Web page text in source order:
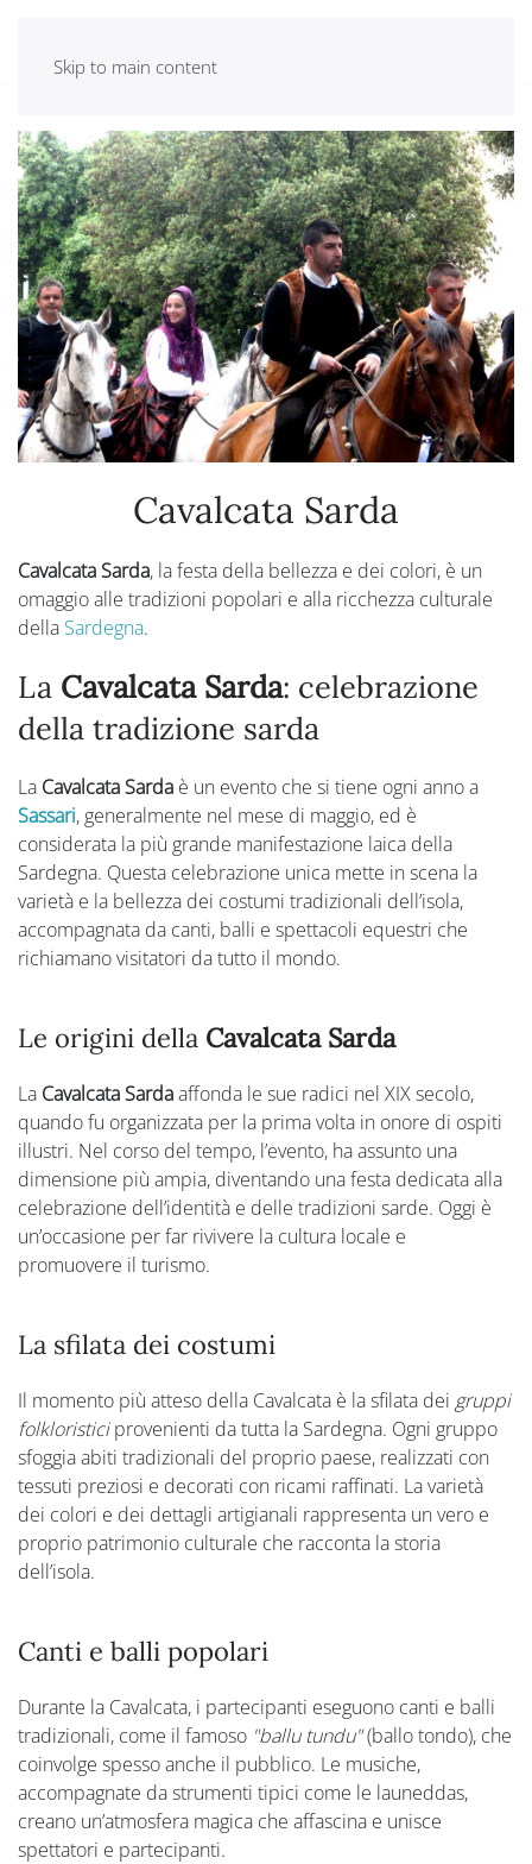
Skip to main content
Cavalcata Sarda
Cavalcata Sarda, la festa della bellezza e dei colori, è un
omaggio alle tradizioni popolari e alla ricchezza culturale
della Sardegna.
La Cavalcata Sarda: celebrazione
della tradizione sarda
La Cavalcata Sarda è un evento che si tiene ogni anno a
Sassari, generalmente nel mese di maggio, ed è
considerata la più grande manifestazione laica della
Sardegna. Questa celebrazione unica mette in scena la
varietà e la bellezza dei costumi tradizionali dell’isola,
accompagnata da canti, balli e spettacoli equestri che
richiamano visitatori da tutto il mondo.
Le origini della Cavalcata Sarda
La Cavalcata Sardaaffonda le sue radici nel XIX secolo,
quando fu organizzata per la prima volta in onore di ospiti
illustri. Nel corso del tempo, l’evento, ha assunto una
dimensione più ampia, diventando una festa dedicata alla
celebrazione dell’identità e delle tradizioni sarde. Oggi è
un’occasione per far rivivere la cultura locale e
promuovere il turismo.
La sfilata dei costumi
Il momento più atteso della Cavalcata è la sfilata dei gruppi
folkloristiciprovenienti da tutta la Sardegna. Ogni gruppo
sfoggia abiti tradizionali del proprio paese, realizzati con
tessuti preziosi e decorati con ricami raffinati. La varietà
dei colori e dei dettagli artigianali rappresenta un vero e
proprio patrimonio culturale che racconta la storia
dell’isola.
Canti e balli popolari
Durante la Cavalcata, i partecipanti eseguono canti e balli
tradizionali, come il famoso "ballu tundu"(ballo tondo), che
coinvolge spesso anche il pubblico. Le musiche,
accompagnate da strumenti tipici come le launeddas,
creano un’atmosfera magica che affascina e unisce
spettatori e partecipanti.